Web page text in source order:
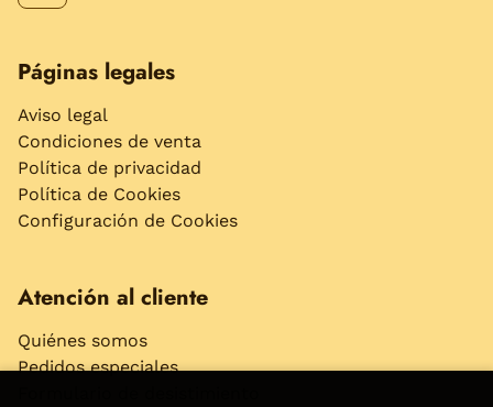
Páginas legales
Aviso legal
Condiciones de venta
Política de privacidad
Política de Cookies
Configuración de Cookies
Atención al cliente
Quiénes somos
Pedidos especiales